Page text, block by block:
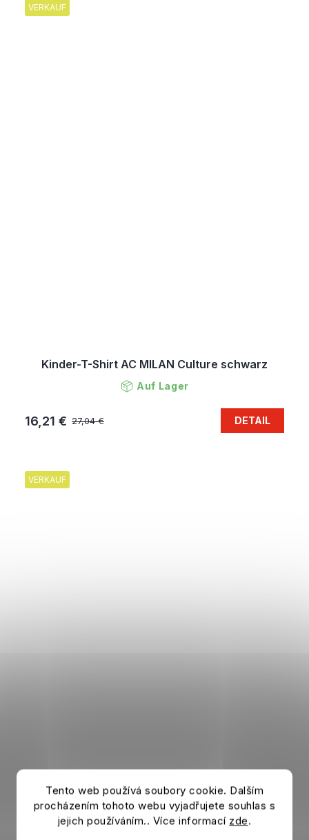
Tento web používá soubory cookie. Dalším
procházením tohoto webu vyjadřujete souhlas s
jejich používáním.. Více informací zde.
VERKAUF
Kinder-T-Shirt AC MILAN Culture schwarz
Auf Lager
27,04 €
16,21 € DETAIL
VERKAUF